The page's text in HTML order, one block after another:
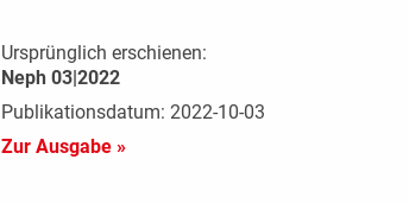
Ursprünglich erschienen:
Neph 03|2022
Publikationsdatum: 2022-10-03
Zur Ausgabe »